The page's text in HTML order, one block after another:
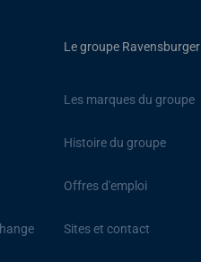
Le groupe Ravensburger
Les marques du groupe
Histoire du groupe
Offres d'emploi
Sites et contact